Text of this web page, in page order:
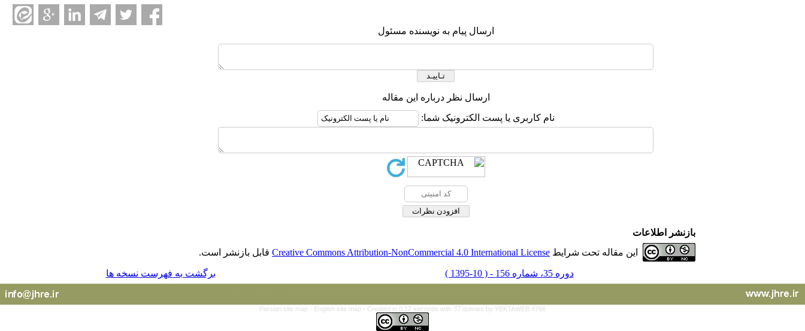
ارسال پیام به نویسنده مسئول
ارسال نظر درباره این مقاله
نام کاربری یا پست الکترونیک شما:
بازنشر اطلاعات
این مقاله تحت شرایط Creative Commons Attribution-NonCommercial 4.0 International License قابل بازنشر است.
دوره 35، شماره 156 - ( 10-1395 ) برگشت به فهرست نسخه ها
Persian site map - English site map - Created in 0.12 seconds with 37 queries by YEKTAWEB 4766